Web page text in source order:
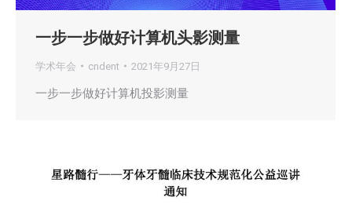
一步一步做好计算机头影测量
学术年会 cndent 2021年9月27日
一步一步做好计算机投影测量